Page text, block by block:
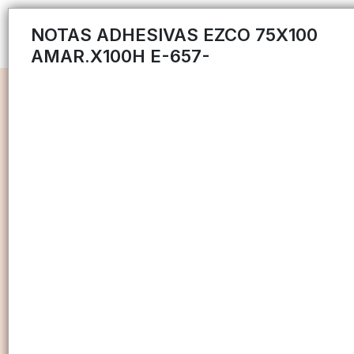
NOTAS ADHESIVAS EZCO 75X100
AMAR.X100H E-657-